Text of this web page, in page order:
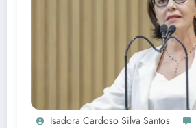
Isadora Cardoso Silva Santos